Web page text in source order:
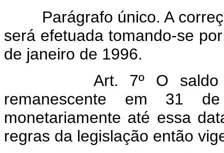
Parágrafo único. A
será efetuada tomando-se
de janeiro de 1996.
Art. 7º O saldo
remanescente em 31
monetariamente até essa
regras da legislação então